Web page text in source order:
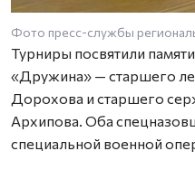
Фото пресс-службы
Турниры посвятили
«Дружина» — старшего
Дорохова и старшего
Архипова. Оба
специальной военной